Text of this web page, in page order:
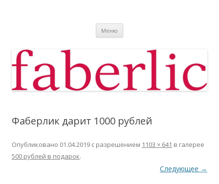
Меню
Фаберлик дарит 1000 рублей
Опубликовано 01.04.2019 с разрешением 1103 × 641 в галерее
500 рублей в подарок.
Следующее →